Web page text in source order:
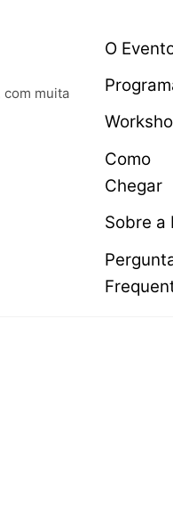
com muita
O
Como
Chegar
Sobre a